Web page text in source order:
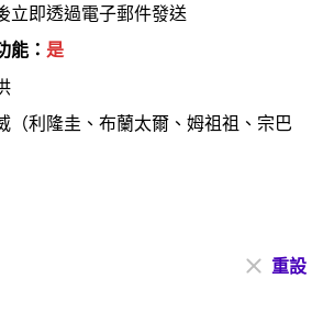
立即透過電子郵件發送
能： 是
（利隆圭、布蘭太爾、姆祖祖、宗巴
重設